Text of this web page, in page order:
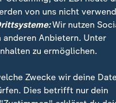
mit Iran bekennen
Vertrag festhalten,
von uns nicht
Wir nutzen
Anbietern. Unter
zu ermöglichen.
Zwecke wir deine
Dies betrifft nur dein